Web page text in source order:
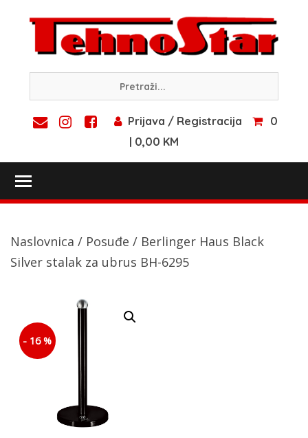
content
Prijava / Registracija
0
| 0,00 KM
Naslovnica / Posuđe / Berlinger Haus Black
Silver stalak za ubrus BH-6295
- 16 %